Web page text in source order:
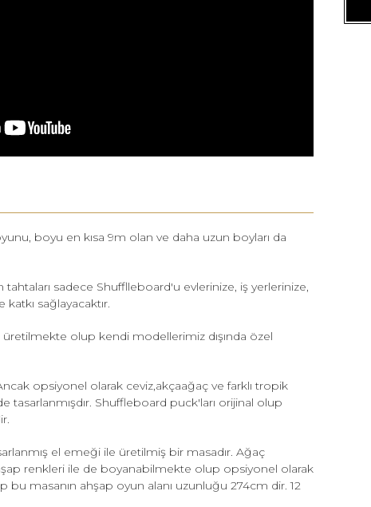
boyu en kısa 9m olan ve daha uzun boyları da
sadece Shufflleboard'u evlerinize, iş yerlerinize,
sağlayacaktır.
olup kendi modellerimiz dışında özel
opsiyonel olarak ceviz,akçaağaç ve farklı tropik
Shuffleboard puck'ları orijinal olup
el emeği ile üretilmiş bir masadır. Ağaç
renkleri ile de boyanabilmekte olup opsiyonel olarak
masanın ahşap oyun alanı uzunluğu 274cm dir. 12